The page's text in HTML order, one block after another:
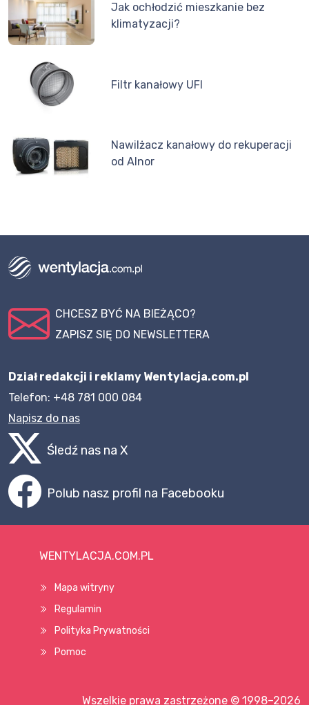
Jak ochłodzić mieszkanie bez
klimatyzacji?
Filtr kanałowy UFI
Nawilżacz kanałowy do rekuperacji
od Alnor
CHCESZ BYĆ NA BIEŻĄCO?
ZAPISZ SIĘ DO NEWSLETTERA
Dział redakcji i reklamy Wentylacja.com.pl
Telefon: +48 781 000 084
Napisz do nas
Śledź nas na X
Polub nasz profil na Facebooku
WENTYLACJA.COM.PL
Mapa witryny
Regulamin
Polityka Prywatności
Pomoc
Wszelkie prawa zastrzeżone © 1998–2026